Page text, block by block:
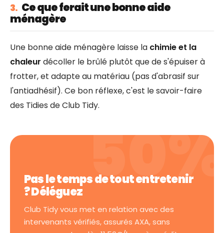
3. Ce que ferait une bonne aide
ménagère
Une bonne aide ménagère laisse la chimie et la
chaleur décoller le brûlé plutôt que de s'épuiser à
frotter, et adapte au matériau (pas d'abrasif sur
l'antiadhésif). Ce bon réflexe, c'est le savoir-faire
des Tidies de Club Tidy.
Pas le temps de tout entretenir
? Déléguez
Club Tidy vous met en relation avec des
intervenants vérifiés, assurés AXA, sans